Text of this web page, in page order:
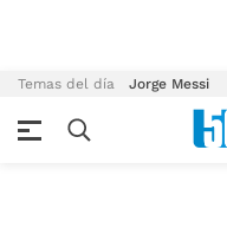
Temas del día Jorge Messi